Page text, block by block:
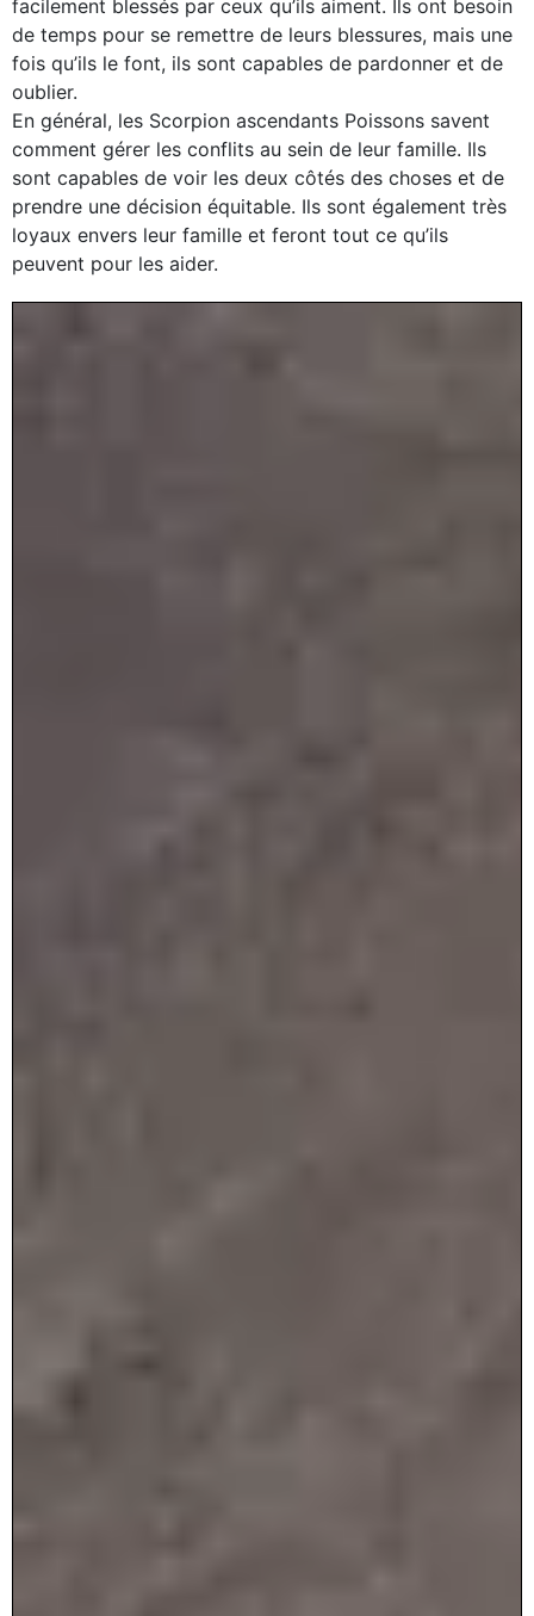
facilement blessés par ceux qu’ils aiment. Ils ont besoin
de temps pour se remettre de leurs blessures, mais une
fois qu’ils le font, ils sont capables de pardonner et de
oublier.
En général, les Scorpion ascendants Poissons savent
comment gérer les conflits au sein de leur famille. Ils
sont capables de voir les deux côtés des choses et de
prendre une décision équitable. Ils sont également très
loyaux envers leur famille et feront tout ce qu’ils
peuvent pour les aider.